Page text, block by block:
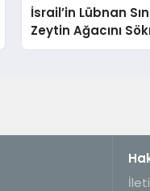
İsrail’in Lübnan
Zeytin Ağacını
Görüntüleriyle